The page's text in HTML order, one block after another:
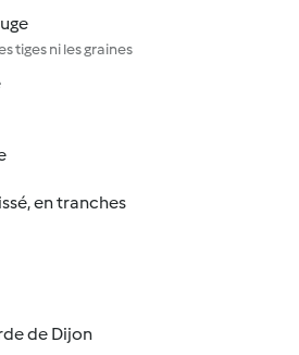
tiges ni les graines
en tranches
de Dijon